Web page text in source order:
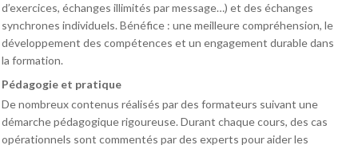
d’exercices, échanges illimités par message…) et des échanges
synchrones individuels. Bénéfice : une meilleure compréhension, le
développement des compétences et un engagement durable dans
la formation.
Pédagogie et pratique
De nombreux contenus réalisés par des formateurs suivant une
démarche pédagogique rigoureuse. Durant chaque cours, des cas
opérationnels sont commentés par des experts pour aider les